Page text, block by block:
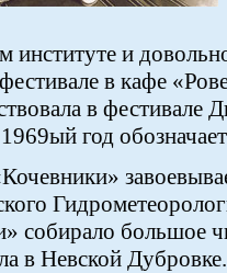
институте и
в кафе
в фестивале
год
собирало большое
в Невской Дубровке.